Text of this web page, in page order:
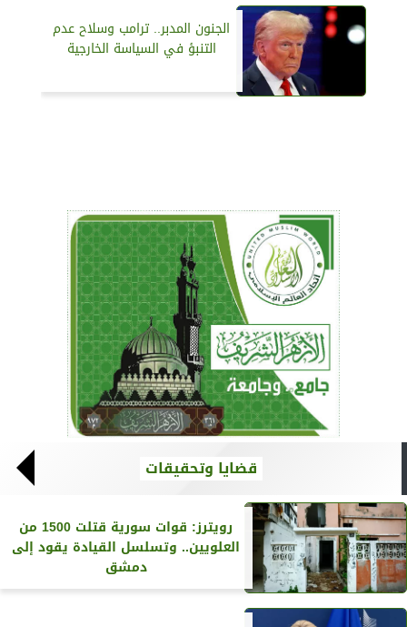
الجنون المدبر.. ترامب وسلاح عدم
التنبؤ في السياسة الخارجية
قضايا وتحقيقات
رويترز‏: قوات سورية قتلت 1500 من
العلويين.. وتسلسل القيادة يقود إلى
دمشق